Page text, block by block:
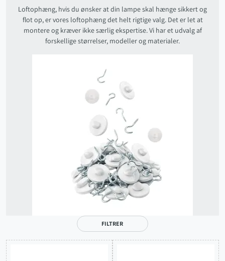
Loftophæng, hvis du ønsker at din lampe skal hænge sikkert og
flot op, er vores loftophæng det helt rigtige valg. Det er let at
montere og kræver ikke særlig ekspertise. Vi har et udvalg af
forskellige størrelser, modeller og materialer.
FILTRER